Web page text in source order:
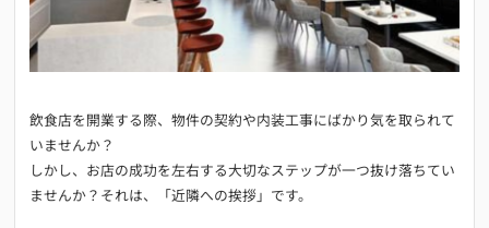
飲食店を開業する際、物件の契約や内装工事にばかり気を取られて
いませんか？
しかし、お店の成功を左右する大切なステップが一つ抜け落ちてい
ませんか？それは、「近隣への挨拶」です。